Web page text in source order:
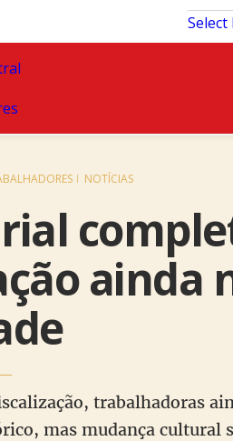
NOTÍCIAS
ainda
trabalhadoras
mas mudança cultural